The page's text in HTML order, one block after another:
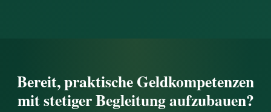
Bereit, praktische Geldkompetenzen
mit stetiger Begleitung aufzubauen?